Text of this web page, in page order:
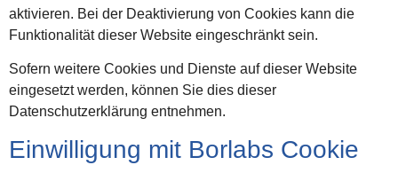
aktivieren. Bei der Deaktivierung von Cookies kann die
Funktionalität dieser Website eingeschränkt sein.
Sofern weitere Cookies und Dienste auf dieser Website
eingesetzt werden, können Sie dies dieser
Datenschutzerklärung entnehmen.
Einwilligung mit Borlabs Cookie